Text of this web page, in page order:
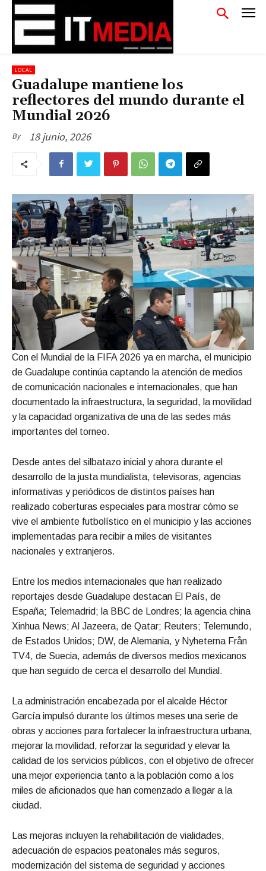
LOCAL
Guadalupe mantiene los
reflectores del mundo durante el
Mundial 2026
By 18 junio, 2026
Con el Mundial de la FIFA 2026 ya en marcha, el municipio
de Guadalupe continúa captando la atención de medios
de comunicación nacionales e internacionales, que han
documentado la infraestructura, la seguridad, la movilidad
y la capacidad organizativa de una de las sedes más
importantes del torneo.
Desde antes del silbatazo inicial y ahora durante el
desarrollo de la justa mundialista, televisoras, agencias
informativas y periódicos de distintos países han
realizado coberturas especiales para mostrar cómo se
vive el ambiente futbolístico en el municipio y las acciones
implementadas para recibir a miles de visitantes
nacionales y extranjeros.
Entre los medios internacionales que han realizado
reportajes desde Guadalupe destacan El País, de
España; Telemadrid; la BBC de Londres; la agencia china
Xinhua News; Al Jazeera, de Qatar; Reuters; Telemundo,
de Estados Unidos; DW, de Alemania, y Nyheterna Från
TV4, de Suecia, además de diversos medios mexicanos
que han seguido de cerca el desarrollo del Mundial.
La administración encabezada por el alcalde Héctor
García impulsó durante los últimos meses una serie de
obras y acciones para fortalecer la infraestructura urbana,
mejorar la movilidad, reforzar la seguridad y elevar la
calidad de los servicios públicos, con el objetivo de ofrecer
una mejor experiencia tanto a la población como a los
miles de aficionados que han comenzado a llegar a la
ciudad.
Las mejoras incluyen la rehabilitación de vialidades,
adecuación de espacios peatonales más seguros,
modernización del sistema de seguridad y acciones